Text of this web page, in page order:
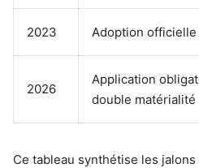
2023 Adoption officielle
2026
Application
double matérialité
Ce tableau synthétise les